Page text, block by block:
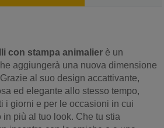
con stampa animalier è un
aggiungerà una nuova dimensione
al suo design accattivante,
ed elegante allo stesso tempo,
i giorni e per le occasioni in cui
più al tuo look. Che tu stia